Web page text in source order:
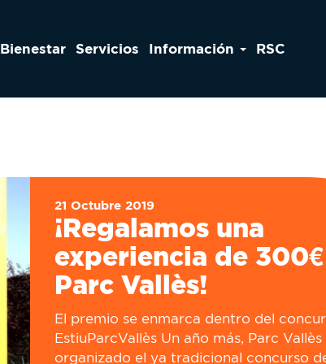
Bienestar Servicios Información RSC
21 Octubre 2019
¡Regalamos una
experiencia de
Parc Vallès!
El premio se enmarca dentro del
EstiuParcVallès Un año más, Parc Vallès
organizado el ya tradicional concurso